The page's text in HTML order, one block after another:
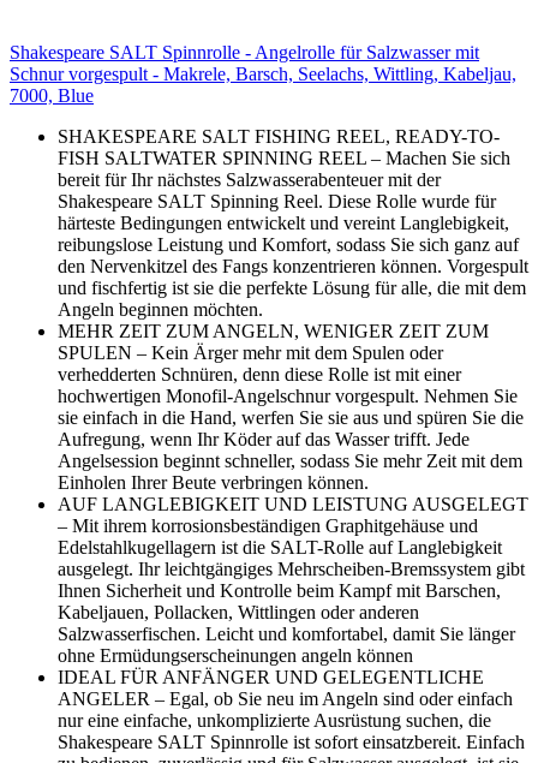
Shakespeare SALT Spinnrolle - Angelrolle für Salzwasser mit
Schnur vorgespult - Makrele, Barsch, Seelachs, Wittling, Kabeljau,
7000, Blue
SHAKESPEARE SALT FISHING REEL, READY-TO-
FISH SALTWATER SPINNING REEL – Machen Sie sich
bereit für Ihr nächstes Salzwasserabenteuer mit der
Shakespeare SALT Spinning Reel. Diese Rolle wurde für
härteste Bedingungen entwickelt und vereint Langlebigkeit,
reibungslose Leistung und Komfort, sodass Sie sich ganz auf
den Nervenkitzel des Fangs konzentrieren können. Vorgespult
und fischfertig ist sie die perfekte Lösung für alle, die mit dem
Angeln beginnen möchten.
MEHR ZEIT ZUM ANGELN, WENIGER ZEIT ZUM
SPULEN – Kein Ärger mehr mit dem Spulen oder
verhedderten Schnüren, denn diese Rolle ist mit einer
hochwertigen Monofil-Angelschnur vorgespult. Nehmen Sie
sie einfach in die Hand, werfen Sie sie aus und spüren Sie die
Aufregung, wenn Ihr Köder auf das Wasser trifft. Jede
Angelsession beginnt schneller, sodass Sie mehr Zeit mit dem
Einholen Ihrer Beute verbringen können.
AUF LANGLEBIGKEIT UND LEISTUNG AUSGELEGT
– Mit ihrem korrosionsbeständigen Graphitgehäuse und
Edelstahlkugellagern ist die SALT-Rolle auf Langlebigkeit
ausgelegt. Ihr leichtgängiges Mehrscheiben-Bremssystem gibt
Ihnen Sicherheit und Kontrolle beim Kampf mit Barschen,
Kabeljauen, Pollacken, Wittlingen oder anderen
Salzwasserfischen. Leicht und komfortabel, damit Sie länger
ohne Ermüdungserscheinungen angeln können
IDEAL FÜR ANFÄNGER UND GELEGENTLICHE
ANGELER – Egal, ob Sie neu im Angeln sind oder einfach
nur eine einfache, unkomplizierte Ausrüstung suchen, die
Shakespeare SALT Spinnrolle ist sofort einsatzbereit. Einfach